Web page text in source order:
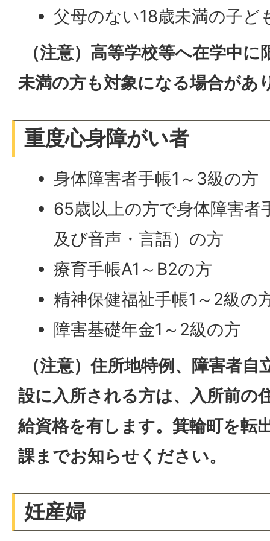
父母のない18歳未満の子ど
（注意）高等学校等へ在学中
未満の方も対象になる場合があ
重度心身障がい者
身体障害者手帳1～3級の方
65歳以上の方で身体障害者
及び音声・言語）の方
療育手帳A1～B2の方
精神保健福祉手帳1～2級の
障害基礎年金1～2級の方
（注意）住所地特例、障害者
設に入所される方は、入所前の
給資格を有します。箕輪町を転
課までお知らせください。
妊産婦